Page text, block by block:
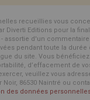
recueillies vous
Diverti Editions pour la
assortie d'un commentaire
pendant toute la durée
du site. Vous bénéficiez
d’effacement de
veuillez vous
Noir, 86530 Naintré ou
des données